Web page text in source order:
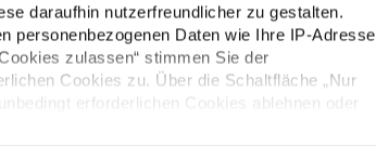
daraufhin nutzerfreundlicher zu gestalten.
personenbezogenen Daten wie Ihre IP-Adresse
zulassen“ stimmen Sie der
Cookies zu. Über die Schaltfläche „Nur
erforderlichen Cookies ablehnen oder